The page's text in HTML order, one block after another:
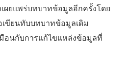
ะ
จ
ะ
เ
ผยแพร่บทบาทข้อมูลอีกครั้งโดย
เขียนทับบทบาทข้อมูลเดิม
อนกับการแก้ไขแหล่งข้อมูลที่